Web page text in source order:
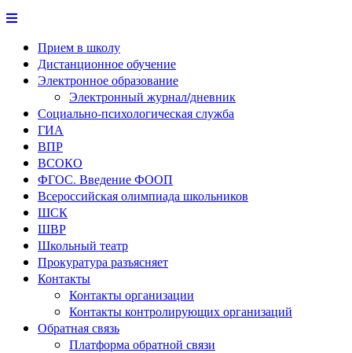
Прием в школу
Дистанционное обучение
Электронное образование
Электронный журнал/дневник
Социально-психологическая служба
ГИА
ВПР
ВСОКО
ФГОС. Введение ФООП
Всероссийская олимпиада школьников
ШСК
ШВР
Школьный театр
Прокуратура разъясняет
Контакты
Контакты организации
Контакты контролирующих организаций
Обратная связь
Платформа обратной связи